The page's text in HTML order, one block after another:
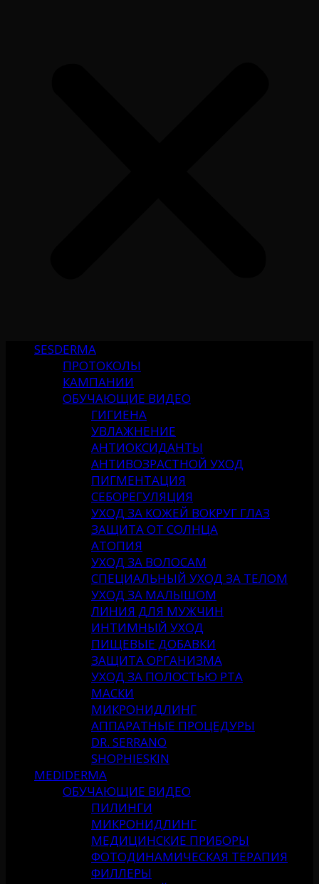
SESDERMA
ПРОТОКОЛЫ
КАМПАНИИ
ОБУЧАЮЩИЕ ВИДЕО
ГИГИЕНА
УВЛАЖНЕНИЕ
АНТИОКСИДАНТЫ
АНТИВОЗРАСТНОЙ УХОД
ПИГМЕНТАЦИЯ
СЕБОРЕГУЛЯЦИЯ
УХОД ЗА КОЖЕЙ ВОКРУГ ГЛАЗ
ЗАЩИТА ОТ СОЛНЦА
АТОПИЯ
УХОД ЗА ВОЛОСАМ
СПЕЦИАЛЬНЫЙ УХОД ЗА ТЕЛОМ
УХОД ЗА МАЛЫШОМ
ЛИНИЯ ДЛЯ МУЖЧИН
ИНТИМНЫЙ УХОД
ПИЩЕВЫЕ ДОБАВКИ
ЗАЩИТА ОРГАНИЗМА
УХОД ЗА ПОЛОСТЬЮ РТА
МАСКИ
МИКРОНИДЛИНГ
АППАРАТНЫЕ ПРОЦЕДУРЫ
DR. SERRANO
SHOPHIESKIN
MEDIDERMA
ОБУЧАЮЩИЕ ВИДЕО
ПИЛИНГИ
МИКРОНИДЛИНГ
МЕДИЦИНСКИЕ ПРИБОРЫ
ФОТОДИНАМИЧЕСКАЯ ТЕРАПИЯ
ФИЛЛЕРЫ